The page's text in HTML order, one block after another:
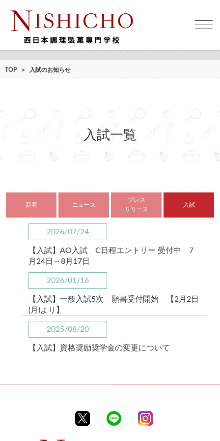
TOP ＞ 入試のお知らせ
入試一覧
新着 ニュース
プレス
リリース
入試
2026/07/24
【入試】AO入試 C日程エントリー 受付中 7
月24日～8月17日
2026/01/16
【入試】一般入試5次 願書受付開始 【2月2日
(月)より】
2025/08/20
【入試】資格奨励奨学金の変更について